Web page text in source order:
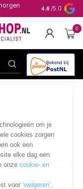
om je
cookies zorgen
ook een
elke dag een
onzecookie- en
voor‘weigeren’,
10+jaar
4.6 /5.0
0
(5